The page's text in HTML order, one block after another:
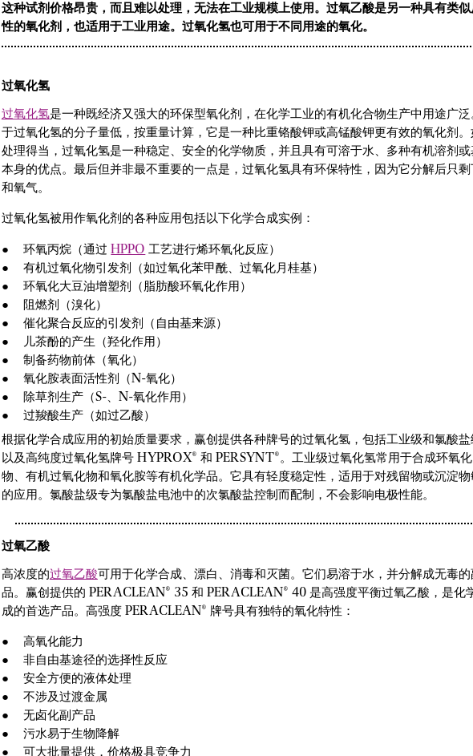
这种试剂价格昂贵，而且难以处理，无法在工业规模上使用。过氧乙酸是另一种具有类
性的氧化剂，也适用于工业用途。过氧化氢也可用于不同用途的氧化。
过氧化氢
过氧化氢是一种既经济又强大的环保型氧化剂，在化学工业的有机化合物生产中用途广泛
于过氧化氢的分子量低，按重量计算，它是一种比重铬酸钾或高锰酸钾更有效的氧化剂
处理得当，过氧化氢是一种稳定、安全的化学物质，并且具有可溶于水、多种有机溶剂
本身的优点。最后但并非最不重要的一点是，过氧化氢具有环保特性，因为它分解后只
和氧气。
过氧化氢被用作氧化剂的各种应用包括以下化学合成实例：
环氧丙烷（通过HPPO 工艺进行烯环氧化反应）
有机过氧化物引发剂（如过氧化苯甲酰、过氧化月桂基）
环氧化大豆油增塑剂（脂肪酸环氧化作用）
阻燃剂（溴化）
催化聚合反应的引发剂（自由基来源）
儿茶酚的产生（羟化作用）
制备药物前体（氧化）
氧化胺表面活性剂（N-氧化）
除草剂生产（S-、N-氧化作用）
过羧酸生产（如过乙酸）
根据化学合成应用的初始质量要求，赢创提供各种牌号的过氧化氢，包括工业级和氯酸盐
以及高纯度过氧化氢牌号 HYPROX® 和 PERSYNT®。工业级过氧化氢常用于合成环氧化
物、有机过氧化物和氧化胺等有机化学品。它具有轻度稳定性，适用于对残留物或沉淀
的应用。氯酸盐级专为氯酸盐电池中的次氯酸盐控制而配制，不会影响电极性能。
过氧乙酸
高浓度的过氧乙酸可用于化学合成、漂白、消毒和灭菌。它们易溶于水，并分解成无毒
品。赢创提供的 PERACLEAN® 35 和 PERACLEAN® 40 是高强度平衡过氧乙酸，是化
成的首选产品。高强度 PERACLEAN® 牌号具有独特的氧化特性：
高氧化能力
非自由基途径的选择性反应
安全方便的液体处理
不涉及过渡金属
无卤化副产品
污水易于生物降解
可大批量提供，价格极具竞争力